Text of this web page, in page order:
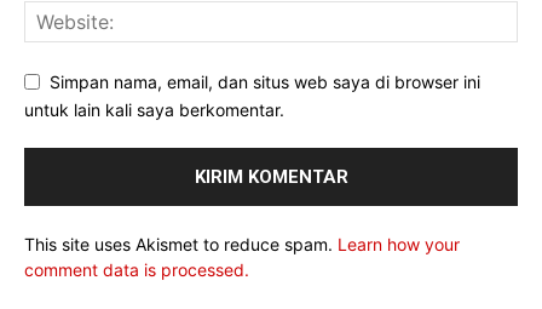
Simpan nama, email, dan situs web saya di browser ini
untuk lain kali saya berkomentar.
This site uses Akismet to reduce spam. Learn how your
comment data is processed.